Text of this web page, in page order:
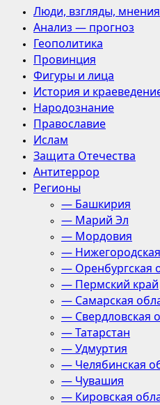
Люди, взгляды, мнения
Анализ — прогноз
Геополитика
Провинция
Фигуры и лица
История и
Народознание
Православие
Ислам
Защита Отечества
Антитеррор
Регионы
— Башкирия
— Марий Эл
— Мордовия
—
— Оренбургская
— Пермский край
— Самарская
— Свердловская
— Татарстан
— Удмуртия
— Челябинская
— Чувашия
— Кировская